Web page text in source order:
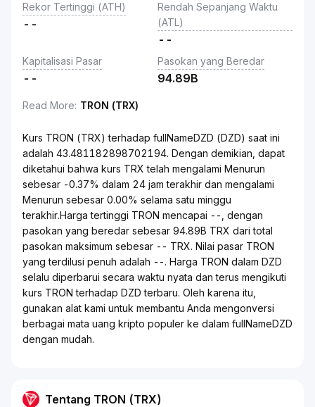
Rekor Tertinggi (ATH)
--
Rendah Sepanjang Waktu
(ATL)
--
Kapitalisasi Pasar
--
Pasokan yang Beredar
94.89B
Read More: TRON (TRX)
Kurs TRON (TRX) terhadap fullNameDZD (DZD) saat ini
adalah 43.481182898702194. Dengan demikian, dapat
diketahui bahwa kurs TRX telah mengalami Menurun
sebesar -0.37% dalam 24 jam terakhir dan mengalami
Menurun sebesar 0.00% selama satu minggu
terakhir.Harga tertinggi TRON mencapai --, dengan
pasokan yang beredar sebesar 94.89B TRX dari total
pasokan maksimum sebesar -- TRX. Nilai pasar TRON
yang terdilusi penuh adalah --. Harga TRON dalam DZD
selalu diperbarui secara waktu nyata dan terus mengikuti
kurs TRON terhadap DZD terbaru. Oleh karena itu,
gunakan alat kami untuk membantu Anda mengonversi
berbagai mata uang kripto populer ke dalam fullNameDZD
dengan mudah.
Tentang TRON (TRX)